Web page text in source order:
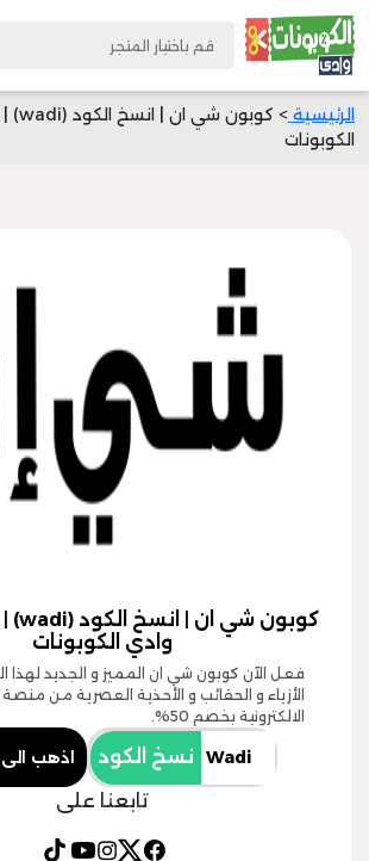
الرئيسية
الكوبونات
وادي الكوبونات
فعل الآن كوبون شي ان المميز و الجديد لهذا
الأزياء و الحقائب و الأحذية العصرية من
الالكترونية بخصم 50%.
نسخ الكود اذهب
تابعنا على